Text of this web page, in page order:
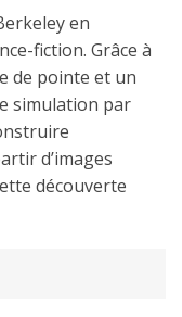
en
fiction. Grâce à
de pointe et un
simulation par
d’images
découverte